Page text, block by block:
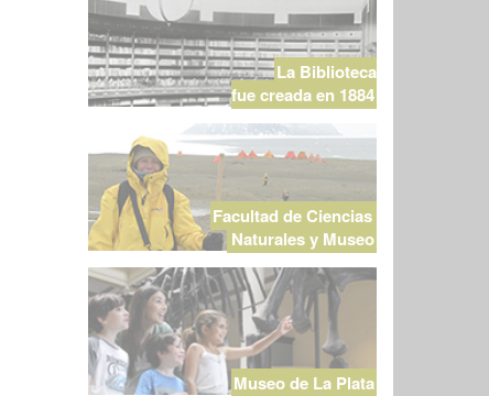
La Biblioteca
fue creada en 1884
Facultad de Ciencias
Naturales y Museo
Museo de La Plata